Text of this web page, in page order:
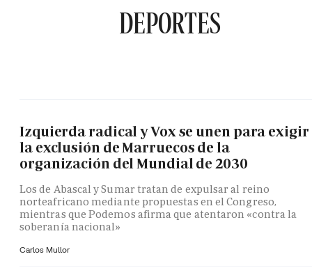
DEPORTES
Izquierda radical y Vox se unen para exigir
la exclusión de Marruecos de la
organización del Mundial de 2030
Los de Abascal y Sumar tratan de expulsar al reino
norteafricano mediante propuestas en el Congreso,
mientras que Podemos afirma que atentaron «contra la
soberanía nacional»
Carlos Mullor